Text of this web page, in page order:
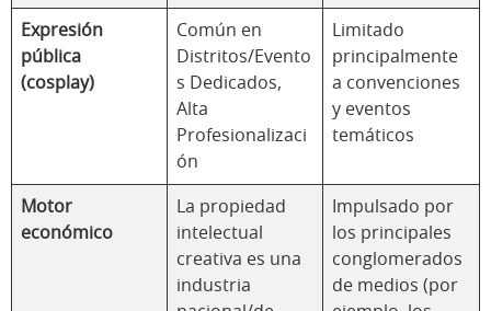
Expresión
pública
(cosplay)
Común en
Distritos/Evento
s Dedicados,
Alta
Profesionalizaci
ón
Limitado
principalmente
a convenciones
y eventos
temáticos
Motor
económico
La propiedad
intelectual
creativa es una
industria
Impulsado por
los principales
conglomerados
de medios (por